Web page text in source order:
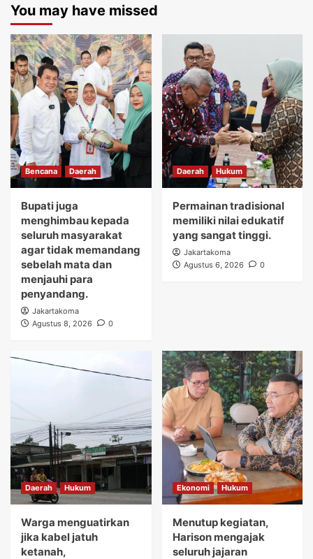
You may have missed
Bencana Daerah
Bupati juga
menghimbau kepada
seluruh masyarakat
agar tidak memandang
sebelah mata dan
menjauhi para
penyandang.
Jakartakoma
Agustus 8, 2026
0
Daerah Hukum
Permainan tradisional
memiliki nilai edukatif
yang sangat tinggi.
Jakartakoma
Agustus 6, 2026
0
Daerah Hukum
Warga menguatirkan
jika kabel jatuh
ketanah,
Ekonomi Hukum
Menutup kegiatan,
Harison mengajak
seluruh jajaran